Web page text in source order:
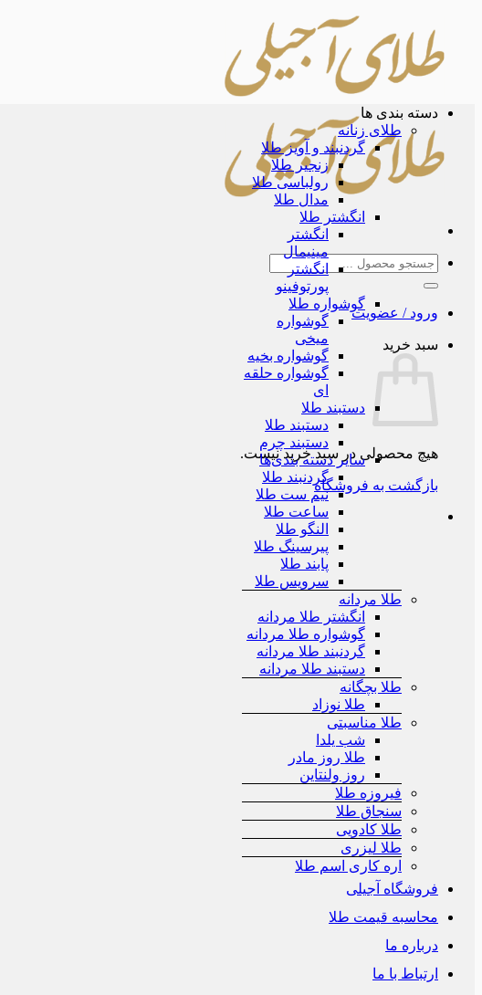
جستجو
ورود / عضویت
سبد خرید
هیچ محصولی در سبد خرید نیست.
بازگشت به فروشگاه
دسته بندی ها
طلای زنانه
گردنبند و آویز طلا
زنجیر طلا
رولباسی طلا
مدال طلا
انگشتر طلا
انگشتر
مینیمال
انگشتر
پورتوفینو
گوشواره طلا
گوشواره
میخی
گوشواره بخیه
گوشواره حلقه
ای
دستبند طلا
دستبند طلا
دستبند چرم
سایر دسته بندی‌ها
گردنبند طلا
نیم ست طلا
ساعت طلا
النگو طلا
پیرسینگ طلا
پابند طلا
سرویس طلا
طلا مردانه
انگشتر طلا مردانه
گوشواره طلا مردانه
گردنبند طلا مردانه
دستبند طلا مردانه
طلا بچگانه
طلا نوزاد
طلا مناسبتی
شب یلدا
طلا روز مادر
روز ولنتاین
فیروزه طلا
سنجاق طلا
طلا کادویی
طلا لیزری
اره کاری اسم طلا
فروشگاه آجیلی
محاسبه قیمت طلا
درباره ما
ارتباط با ما